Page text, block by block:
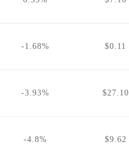
-1.68% $0.11
-3.93% $27.10
-4.8% $9.62